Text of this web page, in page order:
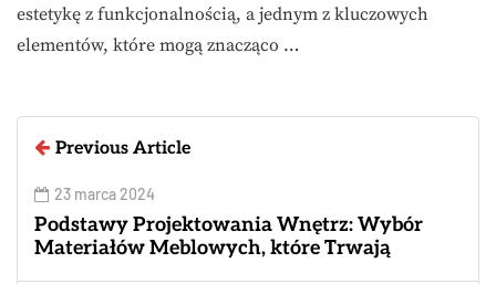
estetykę z funkcjonalnością, a jednym z kluczowych
elementów, które mogą znacząco …
Previous Article
23 marca 2024
Podstawy Projektowania Wnętrz: Wybór
Materiałów Meblowych, które Trwają